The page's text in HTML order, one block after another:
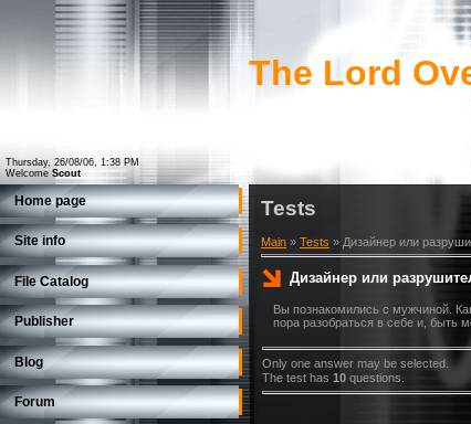
Thursday, 26/08/06, 1:38 PM
Welcome Scout
The Lord
Home page
Site info
File Catalog
Publisher
Blog
Forum
Tests
Main » Tests » Дизайнер или
Дизайнер или
Вы познакомились с мужчиной.
пора разобраться в себе и, быть
Only one answer may be selected.
The test has 10 questions.